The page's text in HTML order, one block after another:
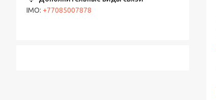
IMO +77085007878